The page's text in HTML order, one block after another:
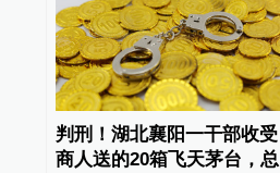
判刑！湖北襄阳一干部收受
商人送的20箱飞天茅台，总